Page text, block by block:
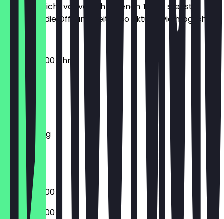
Damit du nicht vor verschlossenen Türen stehst,
halten wir die Öffnungszeiten so aktuell wie möglich.
06:00 - 20:00 Uhr
Montag
Dienstag
Mittwoch
Donnerstag
Freitag
Samstag
Sonntag
06:00 - 20:00
06:00 - 20:00